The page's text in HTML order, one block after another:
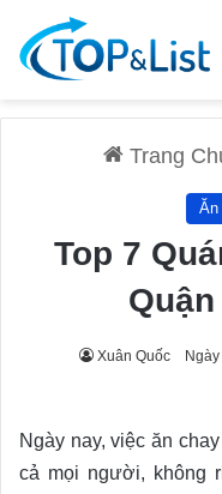
Trang
Ăn
Top 7
Xuân Quốc
Ngày nay, việc ăn
cả mọi người, không